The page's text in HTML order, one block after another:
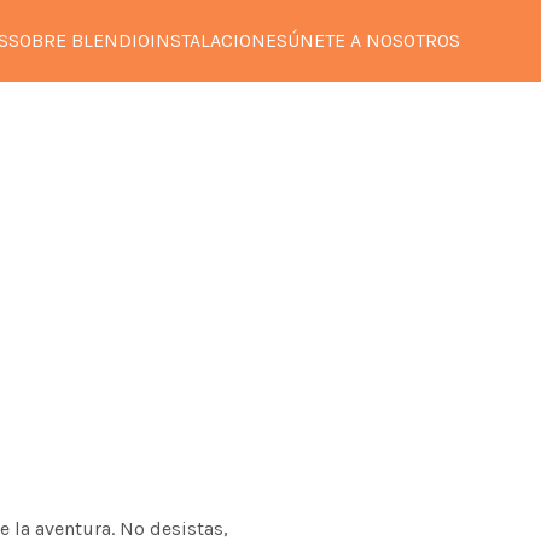
SOBRE BLENDIOINSTALACIONESÚNETE A NOSOTROS
la aventura. No desistas,